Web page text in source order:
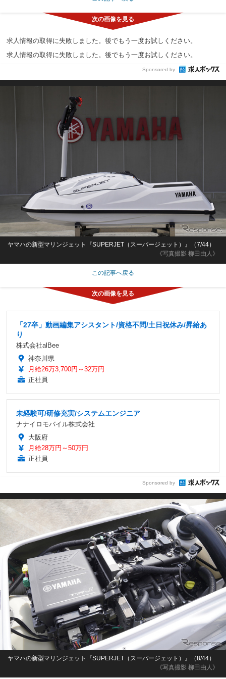
求人情報の取得に失敗しました。後でもう一度お試しください。
求人情報の取得に失敗しました。後でもう一度お試しください。
Sponsored by
《写真撮影 柳田由人》
ヤマハの新型マリンジェット『SUPERJET（スーパージェット）』（7/44）
この記事へ戻る
「27卒」動画編集アシスタント/資格不問/土日祝休み/昇給あ
り
株式会社alBee
神奈川県
月給26万3,700円～32万円
正社員
未経験可/研修充実/システムエンジニア
ナナイロモバイル株式会社
大阪府
月給28万円～50万円
正社員
Sponsored by
《写真撮影 柳田由人》
ヤマハの新型マリンジェット『SUPERJET（スーパージェット）』（8/44）